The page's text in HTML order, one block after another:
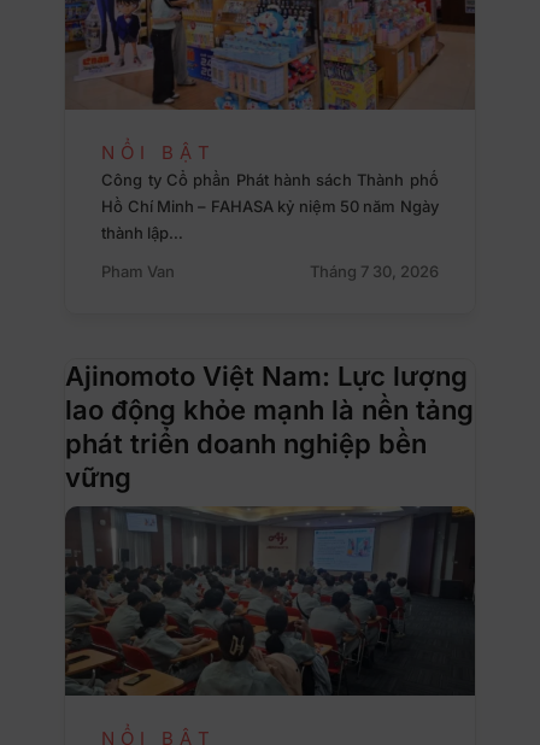
NỔI BẬT
Công ty Cổ phần Phát hành sách Thành phố
Hồ Chí Minh – FAHASA kỷ niệm 50 năm Ngày
thành lập…
Pham Van
Tháng 7 30, 2026
Ajinomoto Việt Nam: Lực lượng
lao động khỏe mạnh là nền tảng
phát triển doanh nghiệp bền
vững
NỔI BẬT